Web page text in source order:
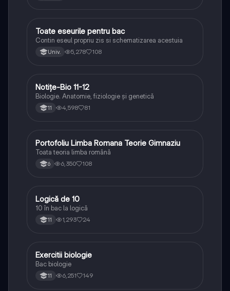
Limba și literatura română
Toate eseurile pentru bac
Contin eseul propriu zis si schematizarea acestuia
Univ. 5,278 108
Biologie
Notițe-Bio 11-12
Biologie. Anatomie, fiziologie și genetică
11 4,598 81
Limba și literatura română
Portofoliu Limba Romana Teorie Gimnaziu
Toata teoria limba română
6 6,350 108
Logică
Logică de 10
10 în bac la logică
11 1,293 24
Biologie
Exercitii biologie
Bac biologie
11 6,251 149